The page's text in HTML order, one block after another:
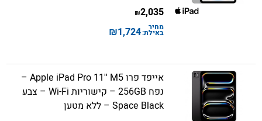
2,035
₪
מחיר
באילת:1,724
₪
אייפד פרו Apple iPad Pro 11'' M5 –
נפח 256GB – קישוריות Wi-Fi – צבע
Space Black – ללא מטען